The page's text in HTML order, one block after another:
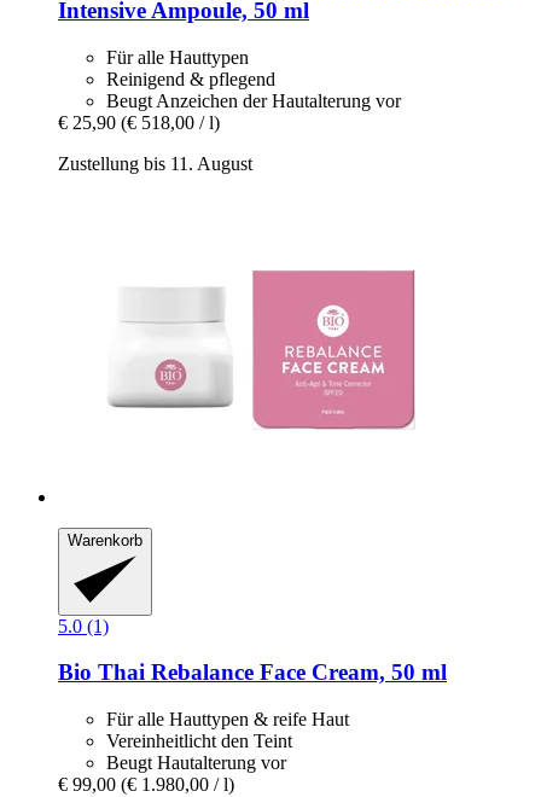
Intensive Ampoule, 50 ml
Für alle Hauttypen
Reinigend & pflegend
Beugt Anzeichen der Hautalterung vor
€ 25,90 (€ 518,00 / l)
Zustellung bis 11. August
Warenkorb
5.0 (1)
Bio Thai Rebalance Face Cream, 50 ml
Für alle Hauttypen & reife Haut
Vereinheitlicht den Teint
Beugt Hautalterung vor
€ 99,00 (€ 1.980,00 / l)